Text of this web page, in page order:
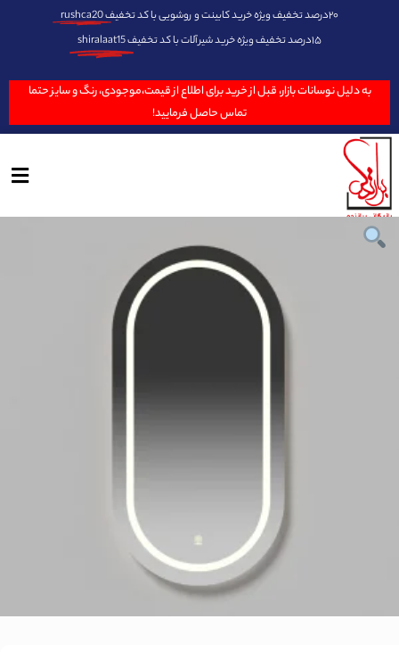
۲۰درصد تخفیف ویژه خرید کابینت و روشویی با کد تخفیف
rushca20
۱۵درصد تخفیف ویژه خرید شیرآلات با کد تخفیف
shiralaat15
به دلیل نوسانات بازار، قبل از خرید برای اطلاع از قیمت،موجودی، رنگ و سایز حتما
تماس حاصل فرمایید!